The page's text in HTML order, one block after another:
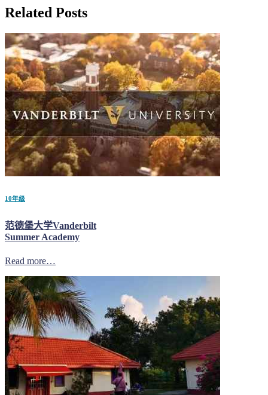
Related Posts
10年级
范德堡大学Vanderbilt
Summer Academy
Read more…